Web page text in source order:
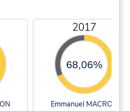
2017
68,06%
Emmanuel MACRON